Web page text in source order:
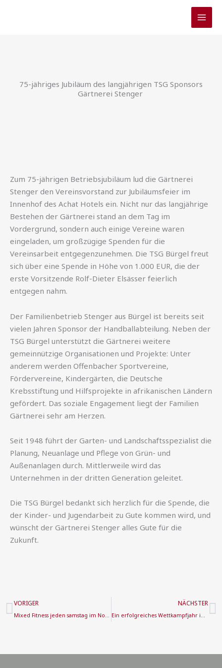
75-jähriges Jubiläum des langjährigen TSG Sponsors
Gärtnerei Stenger
Zum 75-jährigen Betriebsjubiläum lud die Gärtnerei
Stenger den Vereinsvorstand zur Jubiläumsfeier im
Innenhof des Achat Hotels ein. Nicht nur das langjährige
Bestehen der Gärtnerei stand an dem Tag im
Vordergrund, sondern auch einige Vereine waren
eingeladen, um großzügige Spenden für die
Vereinsarbeit entgegenzunehmen. Die TSG Bürgel freut
sich über eine Spende in Höhe von 1.000 EUR, die der
erste Vorsitzende Rolf-Dieter Elsässer feierlich
entgegen nahm.
Der Familienbetrieb Stenger aus Bürgel ist bereits seit
vielen Jahren Sponsor der Handballabteilung. Neben der
TSG Bürgel unterstützt die Gärtnerei weitere
gemeinnützige Organisationen und Projekte: Unter
anderem werden Offenbacher Sportvereine,
Fördervereine, Kindergärten, die Deutsche
Krebsstiftung und Hilfsprojekte in afrikanischen Ländern
gefördert. Das soziale Engagement liegt der Familien
Gärtnerei sehr am Herzen.
Seit 1948 führt der Garten- und Landschaftsspezialist die
Planung, Neuanlage und Pflege von Grün- und
Außenanlagen durch. Mittlerweile wird das
Unternehmen in der dritten Generation geleitet.
Die TSG Bürgel bedankt sich herzlich für die Spende, die
der Kinder- und Jugendarbeit zu Gute kommen wird, und
wünscht der Gärtnerei Stenger alles Gute für die
Zukunft.
Zurück
VORIGER NÄCHSTER